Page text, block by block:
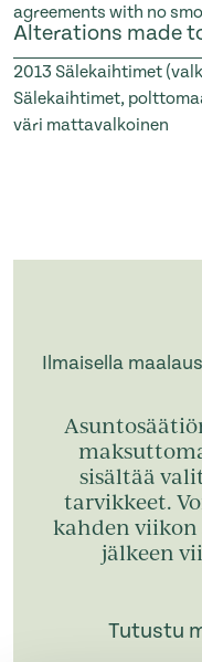
agreements with no
Alterations made
2013 Sälekaihtimet
Sälekaihtimet,
väri mattavalkoinen
Ilmaisella
sisältää
tarvikkeet.
kahden viikon
jälkeen
Tutustu